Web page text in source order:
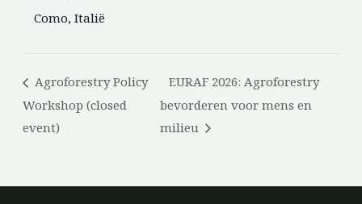
Como, Italië
Agroforestry Policy
Workshop (closed
event)
EURAF 2026: Agroforestry
bevorderen voor mens en
milieu